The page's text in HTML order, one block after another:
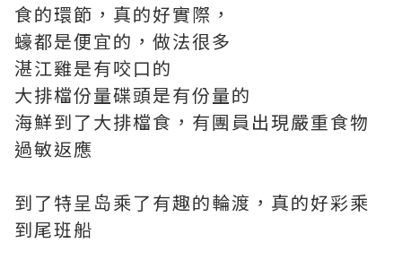
食的環節，真的好實際，
蠔都是便宜的，做法很多
湛江雞是有咬口的
大排檔份量碟頭是有份量的
海鮮到了大排檔食，有團員出現嚴重食物
過敏返應
到了特呈岛乘了有趣的輪渡，真的好彩乘
到尾班船